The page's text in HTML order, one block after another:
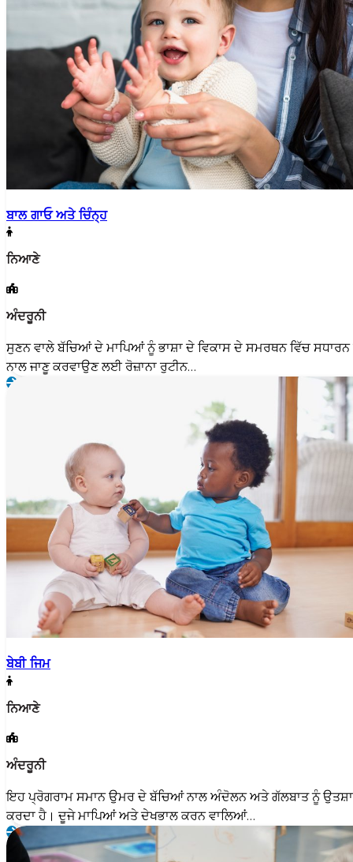
ਬਾਲ ਗਾਓ ਅਤੇ ਚਿੰਨ੍ਹ
ਨਿਆਣੇ
ਅੰਦਰੂਨੀ
ਸੁਣਨ ਵਾਲੇ ਬੱਚਿਆਂ ਦੇ ਮਾਪਿਆਂ ਨੂੰ ਭਾਸ਼ਾ ਦੇ ਵਿਕਾਸ ਦੇ ਸਮਰਥਨ ਵਿੱਚ ਸਧਾਰਨ
ਨਾਲ ਜਾਣੂ ਕਰਵਾਉਣ ਲਈ ਰੋਜ਼ਾਨਾ ਰੁਟੀਨ…
ਬੇਬੀ ਜਿਮ
ਨਿਆਣੇ
ਅੰਦਰੂਨੀ
ਇਹ ਪ੍ਰੋਗਰਾਮ ਸਮਾਨ ਉਮਰ ਦੇ ਬੱਚਿਆਂ ਨਾਲ ਅੰਦੋਲਨ ਅਤੇ ਗੱਲਬਾਤ ਨੂੰ
ਕਰਦਾ ਹੈ। ਦੂਜੇ ਮਾਪਿਆਂ ਅਤੇ ਦੇਖਭਾਲ ਕਰਨ ਵਾਲਿਆਂ…